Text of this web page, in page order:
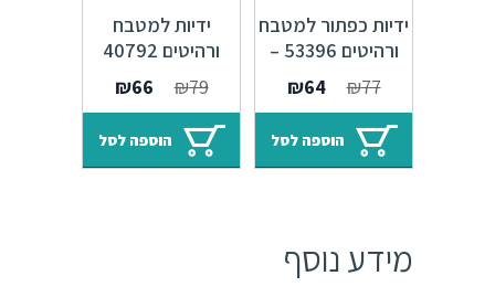
ידיות כפתור למטבח
ורהיטים 53396 –
Banister
₪77
המחיר
המקורי
היה:
₪77.
₪64
הנוכחי
הוא:
₪64.
הוספה לסל
ידיות למטבח
ורהיטים 40792
מ"מ כרום מבריק
F08 Degree
₪79
המחיר
המקורי
היה:
₪79.
₪66
הנוכחי
הוא:
₪66.
הוספה לסל
מידע נוסף